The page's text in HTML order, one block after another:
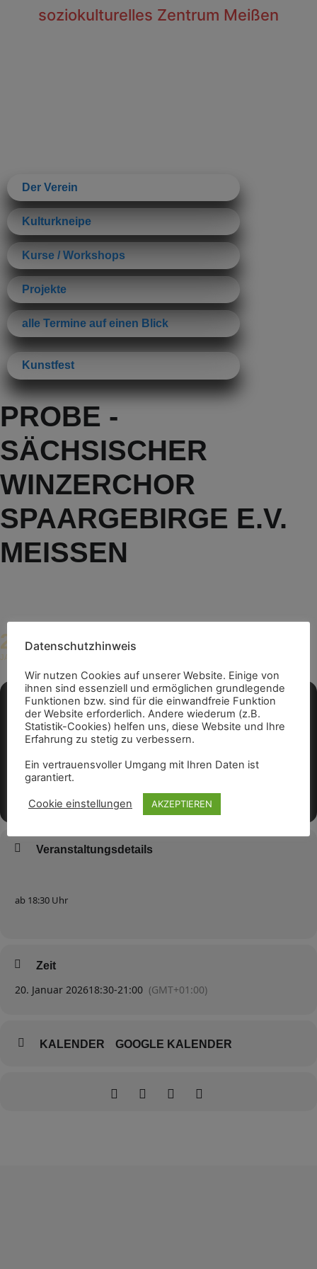
soziokulturelles Zentrum Meißen
Der Verein
Kulturkneipe
Kurse / Workshops
Projekte
alle Termine auf einen Blick
Kunstfest
PROBE -
SÄCHSISCHER
WINZERCHOR
SPAARGEBIRGE E.V.
MEISSEN
20
JAN
Veranstaltungsdetails
ab 18:30 Uhr
Zeit
20. Januar 202618:30-21:00 (GMT+01:00)
KALENDER GOOGLE KALENDER
Datenschutzhinweis
Wir nutzen Cookies auf unserer Website. Einige von
ihnen sind essenziell und ermöglichen grundlegende
Funktionen bzw. sind für die einwandfreie Funktion
der Website erforderlich. Andere wiederum (z.B.
Statistik-Cookies) helfen uns, diese Website und Ihre
Erfahrung zu stetig zu verbessern.
Ein vertrauensvoller Umgang mit Ihren Daten ist
garantiert.
Cookie einstellungen AKZEPTIEREN